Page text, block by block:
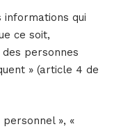
informations qui
ce soit,
personnes
» (article 4 de
», «